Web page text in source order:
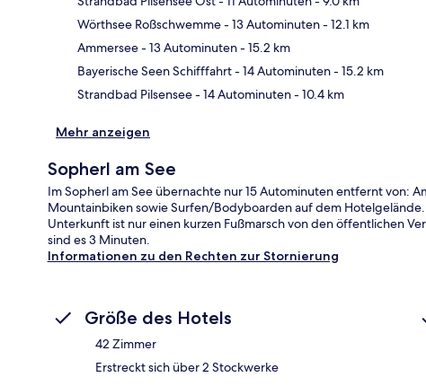
Wörthsee Roßschwemme- 13 Autominuten- 12.1 km
Ammersee- 13 Autominuten- 15.2 km
Bayerische Seen Schifffahrt- 14 Autominuten- 15.2 km
Strandbad Pilsensee- 14 Autominuten- 10.4 km
Mehr anzeigen
Sopherl am See
Im Sopherl am See übernachte nur 15 Autominuten entfernt von:
Mountainbiken sowie Surfen/Bodyboarden auf dem
Unterkunft ist nur einen kurzen Fußmarsch von den öffentlichen
sind es 3 Minuten.
Informationen zu den Rechten zur Stornierung
Größe des Hotels
42 Zimmer
Erstreckt sich über 2 Stockwerke